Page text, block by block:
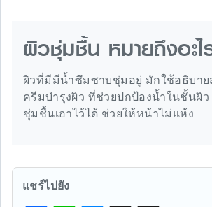
ผิวชุ่มชื้น หมายถึงอะไ
ผิวที่มีมีนํ้าซึมซาบชุ่มอยู่ มักใช้อธิบา
ครีมบำรุงผิว ที่ช่วยปกป้องน้ำในชั้นผิว
ชุ่มชื้นเอาไว้ได้ ช่วยให้หน้าไม่แห้ง
แชร์ไปยัง